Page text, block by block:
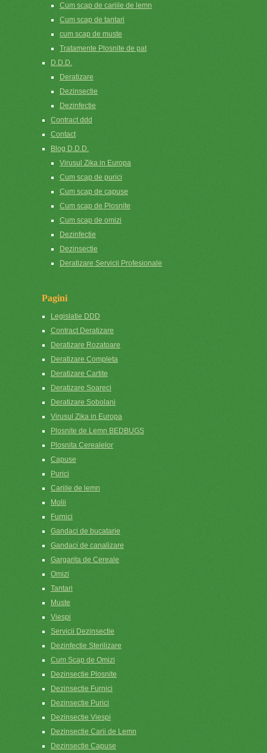
Cum scap de cariile de lemn
Cum scap de tantari
cum scap de muste
Tratamente Plosnite de pat
D.D.D.
Deratizare
Dezinsectie
Dezinfectie
Contract ddd
Contact
Blog D.D.D.
Virusul Zika in Europa
Cum scap de purici
Cum scap de capuse
Cum scap de Plosnite
Cum scap de omizi
Dezinfectie
Dezinsectie
Deratizare Servicii Profesionale
Pagini
Legislatie DDD
Contract Deratizare
Deratizare Rozatoare
Deratizare Completa
Deratizare Cartite
Deratizare Soareci
Deratizare Sobolani
Virusul Zika in Europa
Plosnite de Lemn BEDBUGS
Plosnita Cerealelor
Capuse
Purici
Cariile de lemn
Molii
Furnici
Gandaci de bucatarie
Gandaci de canalizare
Gargarita de Cereale
Omizi
Tantari
Muste
Viespi
Servicii Dezinsectie
Dezinfectie Sterilizare
Cum Scap de Omizi
Dezinsectie Plosnite
Dezinsectie Furnici
Dezinsectie Purici
Dezinsectie Viespi
Dezinsectie Carii de Lemn
Dezinsectie Capuse